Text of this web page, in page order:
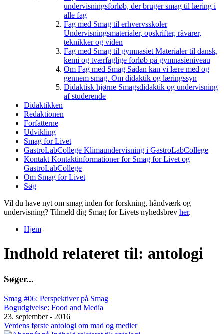
undervisningsforløb, der bruger smag til læring i
alle fag
Fag med Smag til erhvervsskoler
Undervisningsmaterialer, opskrifter, råvarer,
teknikker og viden
Fag med Smag til gymnasiet Materialer til dansk,
kemi og tværfaglige forløb på gymnasieniveau
Om Fag med Smag Sådan kan vi lære med og
gennem smag. Om didaktik og læringssyn
Didaktisk hjørne Smagsdidaktik og undervisning
af studerende
Didaktikken
Redaktionen
Forfatterne
Udvikling
Smag for Livet
GastroLabCollege Klimaundervisning i GastroLabCollege
Kontakt Kontaktinformationer for Smag for Livet og
GastroLabCollege
Om Smag for Livet
Søg
Vil du have nyt om smag inden for forskning, håndværk og
undervisning? Tilmeld dig Smag for Livets nyhedsbrev her.
Hjem
Indhold relateret til: antologi
Søger...
Smag #06: Perspektiver på Smag
Bogudgivelse: Food and Media
23. september - 2016
Verdens første antologi om mad og medier